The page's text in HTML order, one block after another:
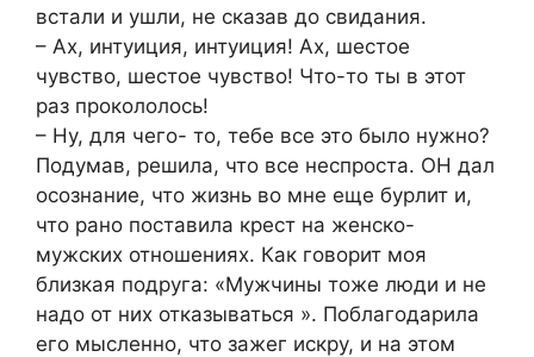
встали и ушли, не сказав до свидания.
– Ах, интуиция, интуиция! Ах, шестое
чувство, шестое чувство! Что-то ты в этот
раз прокололось!
– Ну, для чего- то, тебе все это было нужно?
Подумав, решила, что все неспроста. ОН дал
осознание, что жизнь во мне еще бурлит и,
что рано поставила крест на женско-
мужских отношениях. Как говорит моя
близкая подруга: «Мужчины тоже люди и не
надо от них отказываться ». Поблагодарила
его мысленно, что зажег искру, и на этом